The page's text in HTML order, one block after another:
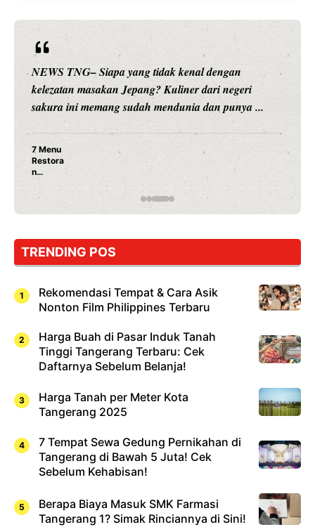
NEWS TNG– Siapa sangka, dua nama besar di dunia
hiburan, Nunung Srimulat dan Vicky Prasetyo, kini
merambah dunia kuliner dengan ...
Nunung Srimulat & Vicky Prasetyo Buka Restoran
Rahasia Mami Bikin Nagih!
TRENDING POS
Rekomendasi Tempat & Cara Asik
Nonton Film Philippines Terbaru
Harga Buah di Pasar Induk Tanah
Tinggi Tangerang Terbaru: Cek
Daftarnya Sebelum Belanja!
Harga Tanah per Meter Kota
Tangerang 2025
7 Tempat Sewa Gedung Pernikahan di
Tangerang di Bawah 5 Juta! Cek
Sebelum Kehabisan!
Berapa Biaya Masuk SMK Farmasi
Tangerang 1? Simak Rinciannya di Sini!